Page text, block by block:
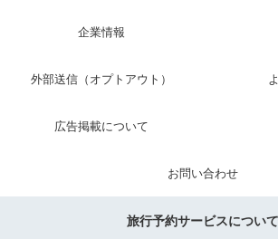
に参拝し、御朱印を頂いたりして、大満足でし
観光もホテルステイも
大満喫の宮島旅行
企業情報
外部送信（オプトアウト）
広告掲載について
お問い合わせ
旅行予約サービスについて